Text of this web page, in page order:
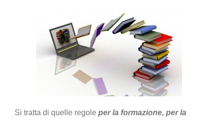
Si tratta di quelle regole per la formazione, per la